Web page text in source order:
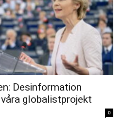
Desinformation
globalistprojekt
0